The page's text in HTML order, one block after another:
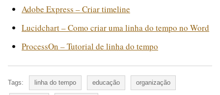
Adobe Express – Criar timeline
Lucidchart – Como criar uma linha do tempo no Word
ProcessOn – Tutorial de linha do tempo
Tags: linha do tempo educação organização